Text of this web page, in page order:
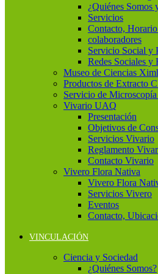
¿Quiénes Somos
Servicios
Contacto,
colaboradores
Servicio Social y
Redes Sociales y
Museo de Ciencias
Productos de Extracto
Servicio de
Vivario UAQ
Presentación
Objetivos de
Servicios Vivario
Reglamento
Contacto Vivario
Vivero Flora Nativa
Vivero Flora
Servicios Vivero
Eventos
Contacto,
VINCULACIÓN
Ciencia y Sociedad
¿Quiénes Somos?